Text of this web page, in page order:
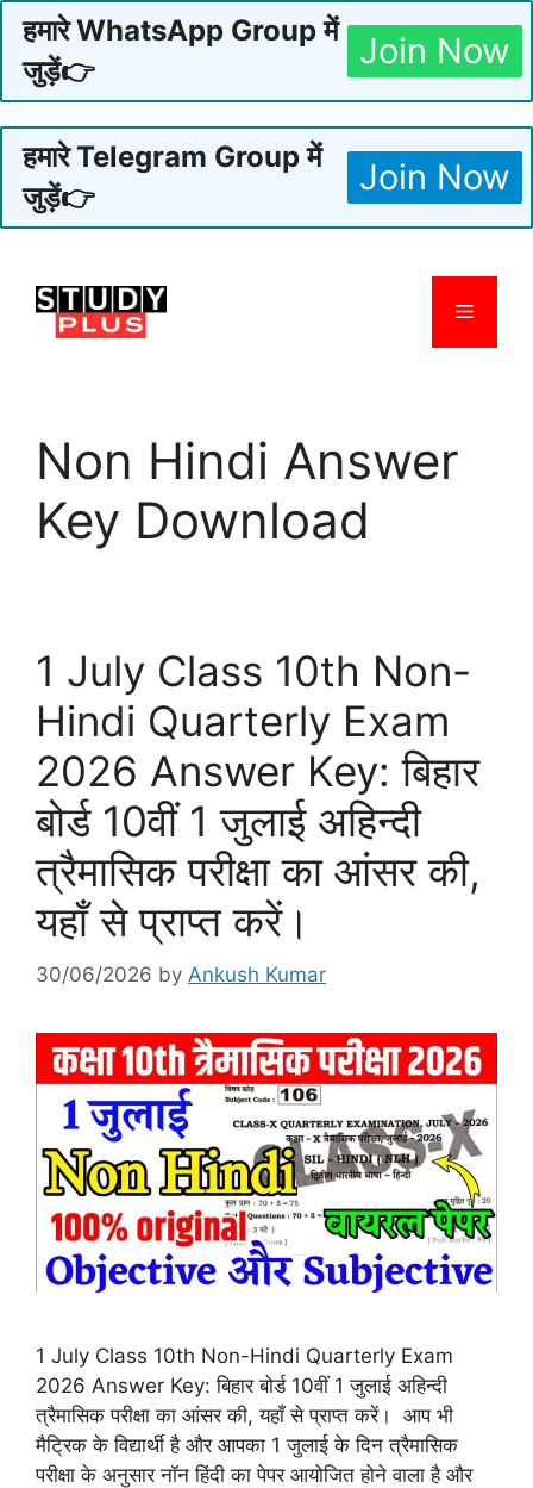
हमारे WhatsApp Group में
जुड़ें👉
Join Now
हमारे Telegram Group में
जुड़ें👉
Join Now
content
Menu
Non Hindi Answer
Key Download
1 July Class 10th Non-
Hindi Quarterly Exam
2026 Answer Key: बिहार
बोर्ड 10वीं 1 जुलाई अहिन्दी
त्रैमासिक परीक्षा का आंसर की,
यहाँ से प्राप्त करें।
30/06/2026 by Ankush Kumar
1 July Class 10th Non-Hindi Quarterly Exam
2026 Answer Key: बिहार बोर्ड 10वीं 1 जुलाई अहिन्दी
त्रैमासिक परीक्षा का आंसर की, यहाँ से प्राप्त करें। आप भी
मैट्रिक के विद्यार्थी है और आपका 1 जुलाई के दिन त्रैमासिक
परीक्षा के अनुसार नॉन हिंदी का पेपर आयोजित होने वाला है और